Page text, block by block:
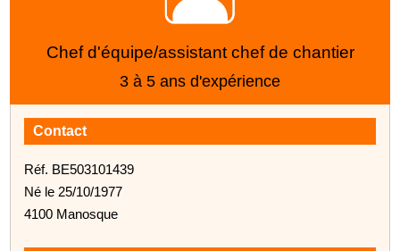
Chef d'équipe/assistant chef de chantier
3 à 5 ans d'expérience
Contact
Réf. BE503101439
Né le 25/10/1977
4100 Manosque